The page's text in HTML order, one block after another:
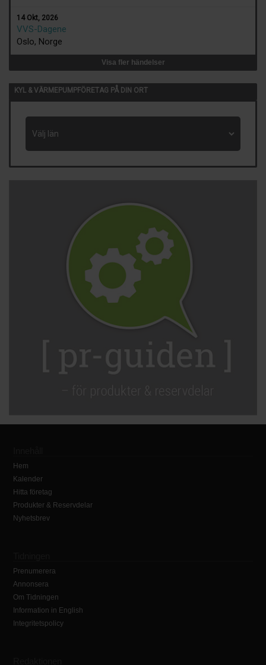
14 Okt, 2026
VVS-Dagene
Oslo, Norge
Visa fler händelser
KYL & VÄRMEPUMPFÖRETAG PÅ DIN ORT
Hem
Kalender
Hitta företag
Produkter & Reservdelar
Nyhetsbrev
Prenumerera
Annonsera
Om Tidningen
Information in English
Integritetspolicy